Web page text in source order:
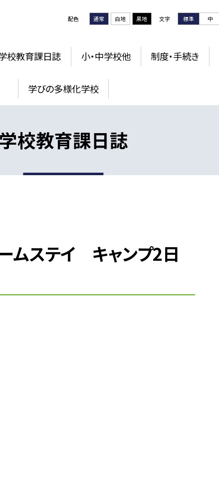
配色 通常 白地 黒地 文字 標準 中
校教育課日誌 小・中学校他 制度・手続き
学びの多様化学校
学校教育課日誌
ムステイ キャンプ2日